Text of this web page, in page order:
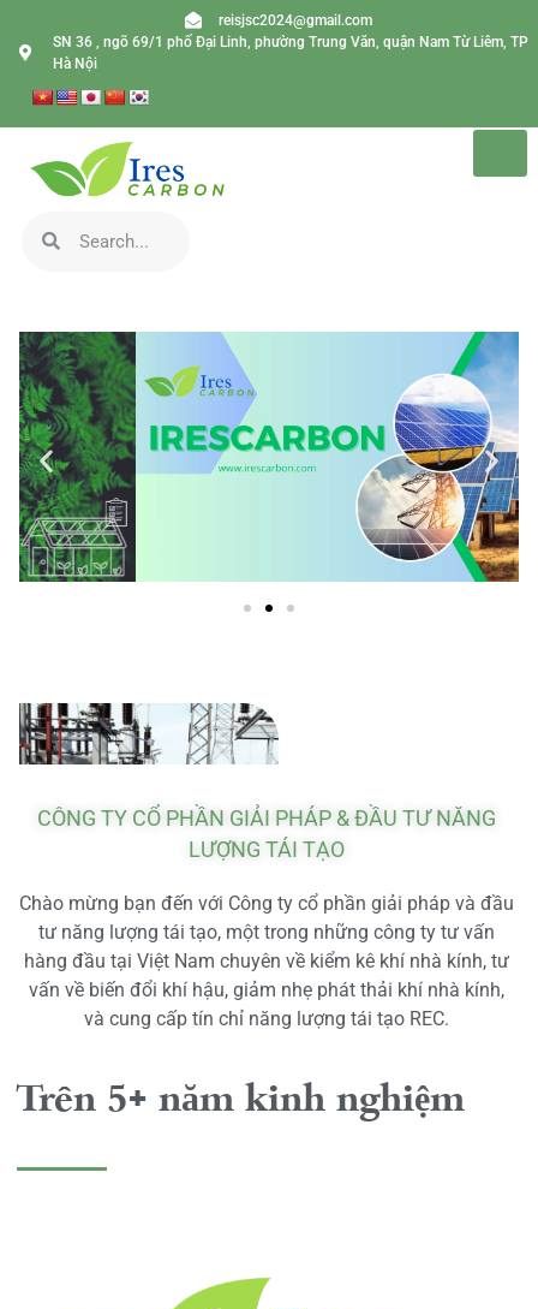
reisjsc2024@gmail.com
SN 36 , ngõ 69/1 phố Đại Linh, phường Trung Văn, quận Nam Từ Liêm, TP
Hà Nội
CÔNG TY CỔ PHẦN GIẢI PHÁP & ĐẦU TƯ NĂNG
LƯỢNG TÁI TẠO
Chào mừng bạn đến với Công ty cổ phần giải pháp và đầu
tư năng lượng tái tạo, một trong những công ty tư vấn
hàng đầu tại Việt Nam chuyên về kiểm kê khí nhà kính, tư
vấn về biến đổi khí hậu, giảm nhẹ phát thải khí nhà kính,
và cung cấp tín chỉ năng lượng tái tạo REC.
Trên 5+ năm kinh nghiệm